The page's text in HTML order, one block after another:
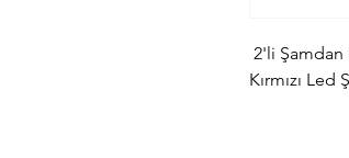
2'li Şamdan
Kırmızı